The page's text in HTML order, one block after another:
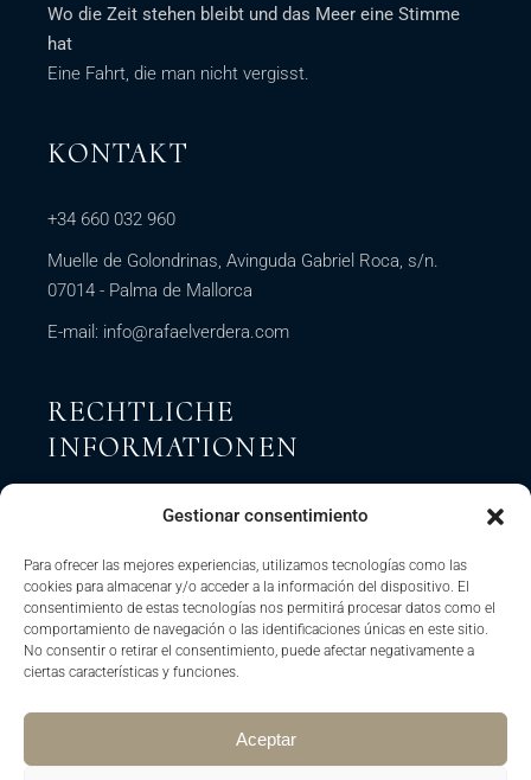
Gestionar consentimiento
Para ofrecer las mejores experiencias, utilizamos tecnologías como las
cookies para almacenar y/o acceder a la información del dispositivo. El
consentimiento de estas tecnologías nos permitirá procesar datos como el
comportamiento de navegación o las identificaciones únicas en este sitio.
No consentir o retirar el consentimiento, puede afectar negativamente a
ciertas características y funciones.
Aceptar
Wo die Zeit stehen bleibt und das Meer eine Stimme
hat
Eine Fahrt, die man nicht vergisst.
KONTAKT
+34 660 032 960
Muelle de Golondrinas, Avinguda Gabriel Roca, s/n.
07014 - Palma de Mallorca
E-mail: info@rafaelverdera.com
RECHTLICHE
INFORMATIONEN
DATENSCHUTZRICHTLINIE
STORNIERUNGSBEDINGUNGEN